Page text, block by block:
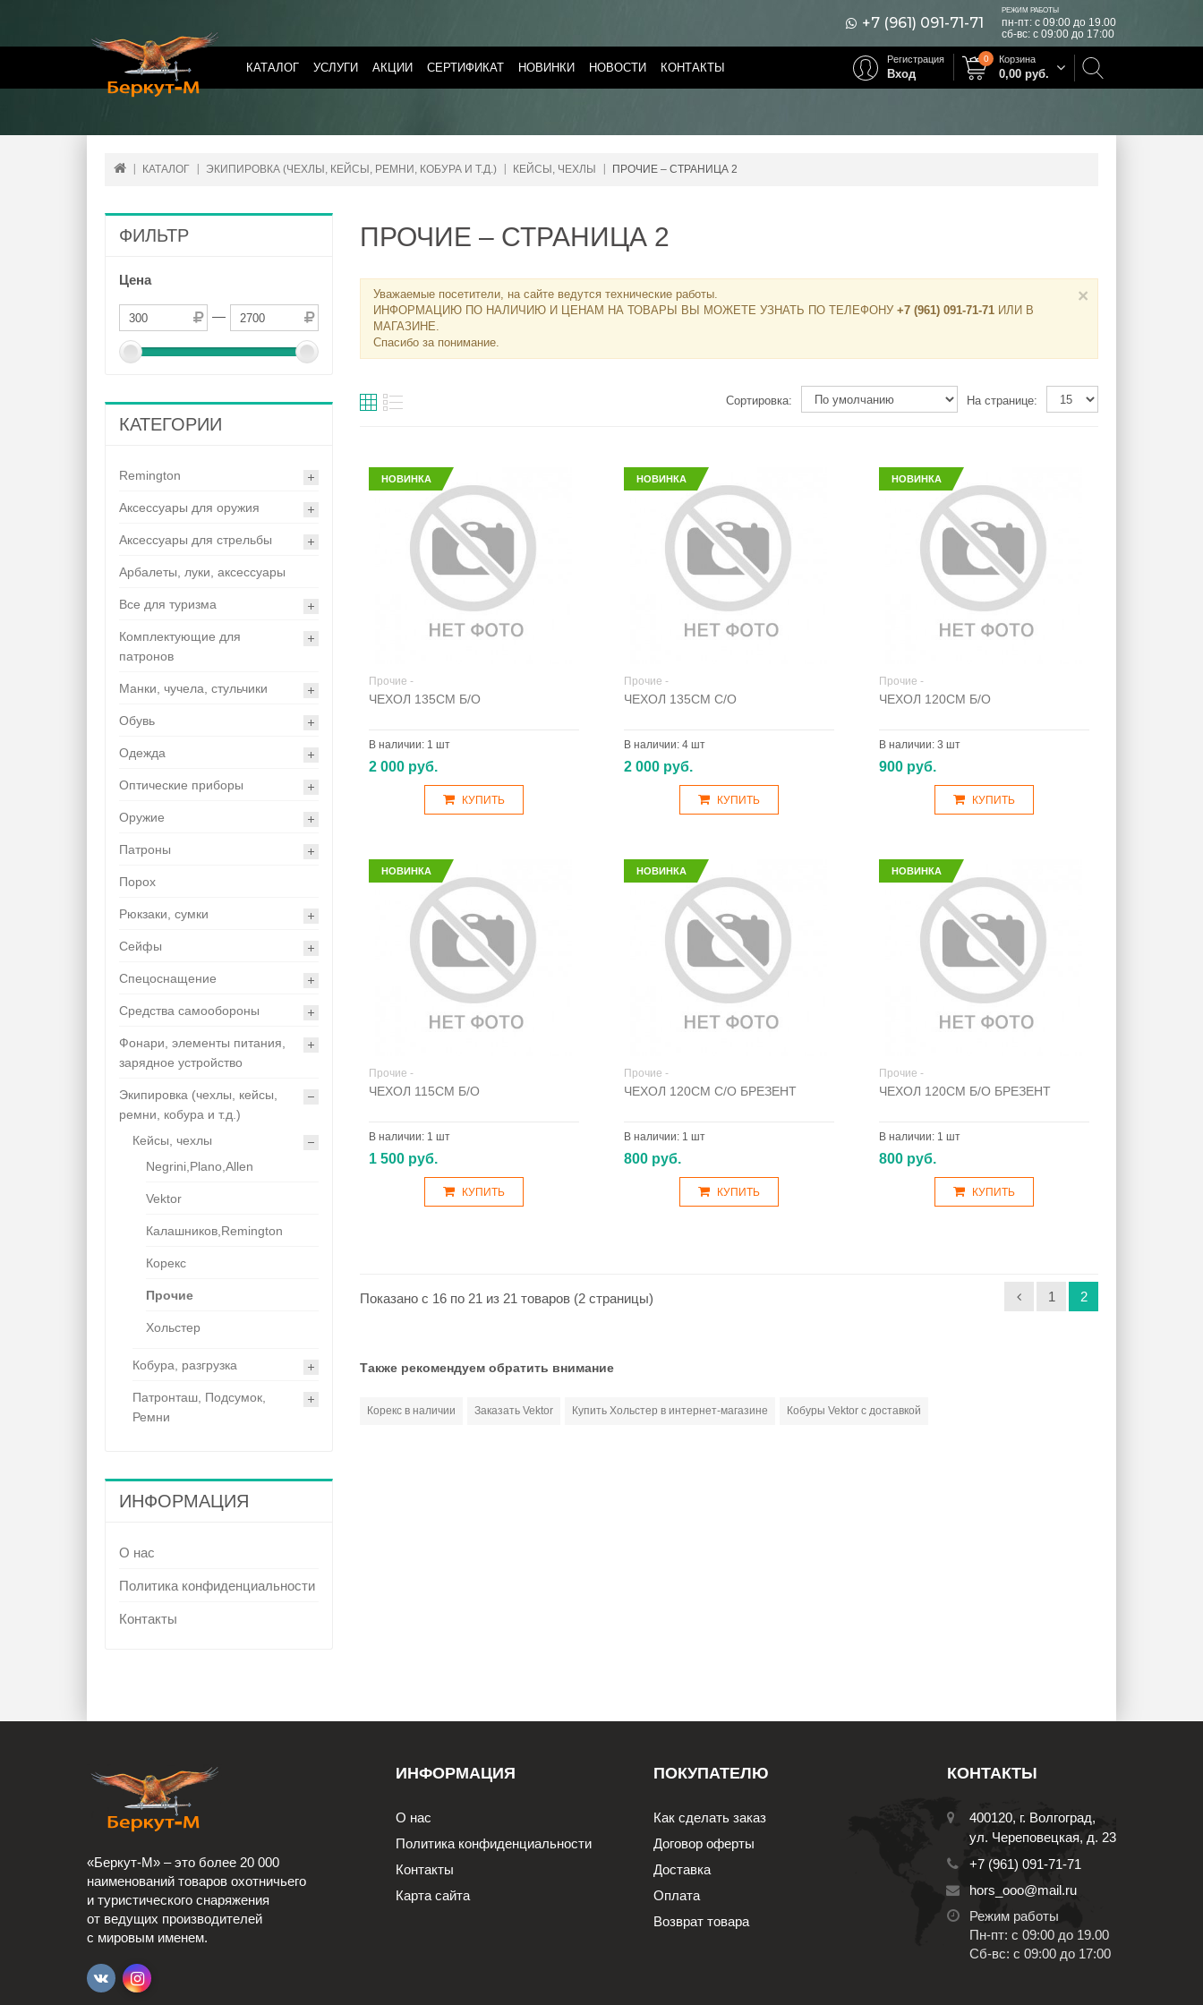
+7 (961) 091-71-71
РЕЖИМ РАБОТЫ
пн-пт: с 09:00 до 19.00
сб-вс: с 09:00 до 17:00
КАТАЛОГ УСЛУГИ АКЦИИ СЕРТИФИКАТ НОВИНКИ НОВОСТИ КОНТАКТЫ
Корзина
0,00 руб.
0
Регистрация
Вход
КАТАЛОГ ЭКИПИРОВКА (ЧЕХЛЫ, КЕЙСЫ, РЕМНИ, КОБУРА И Т.Д.) КЕЙСЫ, ЧЕХЛЫ ПРОЧИЕ – СТРАНИЦА 2
ФИЛЬТР
Цена
—
КАТЕГОРИИ
Remington
Аксессуары для оружия
Аксессуары для стрельбы
Арбалеты, луки, аксессуары
Все для туризма
Комплектующие для
патронов
Манки, чучела, стульчики
Обувь
Одежда
Оптические приборы
Оружие
Патроны
Порох
Рюкзаки, сумки
Сейфы
Спецоснащение
Средства самообороны
Фонари, элементы питания,
зарядное устройство
Экипировка (чехлы, кейсы,
ремни, кобура и т.д.)
Кейсы, чехлы
Negrini,Plano,Allen
Vektor
Калашников,Remington
Корекс
Прочие
Хольстер
Кобура, разгрузка
Патронташ, Подсумок,
Ремни
ИНФОРМАЦИЯ
О нас
Политика конфиденциальности
Контакты
ПРОЧИЕ – СТРАНИЦА 2
Уважаемые посетители, на сайте ведутся технические работы.
ИНФОРМАЦИЮ ПО НАЛИЧИЮ И ЦЕНАМ НА ТОВАРЫ ВЫ МОЖЕТЕ УЗНАТЬ ПО ТЕЛЕФОНУ +7 (961) 091-71-71 ИЛИ В
МАГАЗИНЕ.
Спасибо за понимание.
×
Сортировка: На странице:
НОВИНКА
Прочие -
ЧЕХОЛ 135СМ Б/О
В наличии: 1 шт
2 000 руб.
КУПИТЬ
НОВИНКА
Прочие -
ЧЕХОЛ 135СМ С/О
В наличии: 4 шт
2 000 руб.
КУПИТЬ
НОВИНКА
Прочие -
ЧЕХОЛ 120СМ Б/О
В наличии: 3 шт
900 руб.
КУПИТЬ
НОВИНКА
Прочие -
ЧЕХОЛ 115СМ Б/О
В наличии: 1 шт
1 500 руб.
КУПИТЬ
НОВИНКА
Прочие -
ЧЕХОЛ 120СМ С/О БРЕЗЕНТ
В наличии: 1 шт
800 руб.
КУПИТЬ
НОВИНКА
Прочие -
ЧЕХОЛ 120СМ Б/О БРЕЗЕНТ
В наличии: 1 шт
800 руб.
КУПИТЬ
1 2
Показано с 16 по 21 из 21 товаров (2 страницы)
Также рекомендуем обратить внимание
Корекс в наличии Заказать Vektor Купить Хольстер в интернет-магазине Кобуры Vektor с доставкой
«Беркут-М» – это более 20 000
наименований товаров охотничьего
и туристического снаряжения
от ведущих производителей
с мировым именем.
ИНФОРМАЦИЯ
О нас
Политика конфиденциальности
Контакты
Карта сайта
ПОКУПАТЕЛЮ
Как сделать заказ
Договор оферты
Доставка
Оплата
Возврат товара
КОНТАКТЫ
400120, г. Волгоград,
ул. Череповецкая, д. 23
+7 (961) 091-71-71
hors_ooo@mail.ru
Режим работы
Пн-пт: с 09:00 до 19.00
Сб-вс: с 09:00 до 17:00